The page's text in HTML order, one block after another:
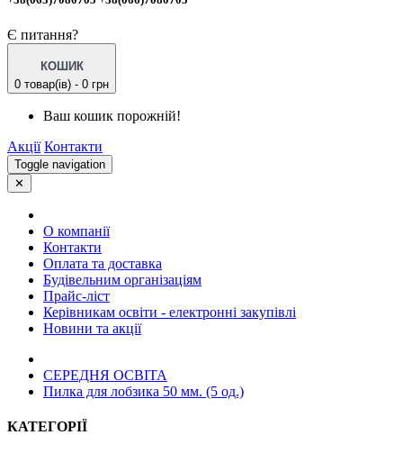
Є питання?
КОШИК
0 товар(ів) - 0 грн
Ваш кошик порожній!
Акції Контакти
Toggle navigation
✕
О компанії
Контакти
Оплата та доставка
Будівельним організаціям
Прайс-ліст
Керівникам освіти - електронні закупівлі
Новини та акції
СЕРЕДНЯ ОСВIТА
Пилка для лобзика 50 мм. (5 од.)
КАТЕГОРІЇ